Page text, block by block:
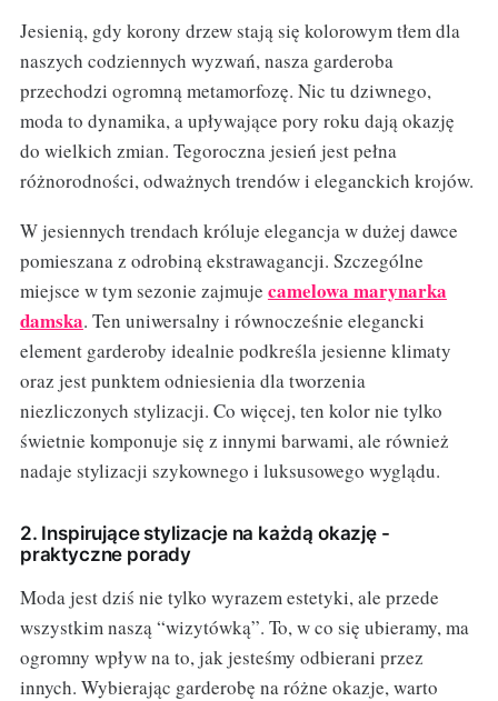
Jesienią, gdy korony drzew stają się kolorowym tłem dla
naszych codziennych wyzwań, nasza garderoba
przechodzi ogromną metamorfozę. Nic tu dziwnego,
moda to dynamika, a upływające pory roku dają okazję
do wielkich zmian. Tegoroczna jesień jest pełna
różnorodności, odważnych trendów i eleganckich krojów.
W jesiennych trendach króluje elegancja w dużej dawce
pomieszana z odrobiną ekstrawagancji. Szczególne
miejsce w tym sezonie zajmuje camelowa marynarka
damska. Ten uniwersalny i równocześnie elegancki
element garderoby idealnie podkreśla jesienne klimaty
oraz jest punktem odniesienia dla tworzenia
niezliczonych stylizacji. Co więcej, ten kolor nie tylko
świetnie komponuje się z innymi barwami, ale również
nadaje stylizacji szykownego i luksusowego wyglądu.
2. Inspirujące stylizacje na każdą okazję -
praktyczne porady
Moda jest dziś nie tylko wyrazem estetyki, ale przede
wszystkim naszą “wizytówką”. To, w co się ubieramy, ma
ogromny wpływ na to, jak jesteśmy odbierani przez
innych. Wybierając garderobę na różne okazje, warto